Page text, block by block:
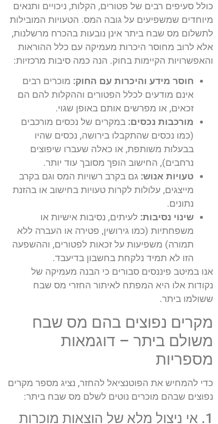
כולל סעיפים רבים של פטורים, הקלות, ניכויים ותנאים
מיוחדים שמשפיעים על גובה המס. הטעויות המובילות
לתשלום מס שבח ביתר אינן נובעות בהכרח מרשלנות,
אלא לרוב מחוסר היכרות מעמיקה עם כלל ההוראות
והאפשרויות הקיימות בחוק. הנה כמה סיבות מרכזיות:
חוסר מידע והיכרות עם החוק: מוכרים רבים
אינם מודעים לכלל הפטורים וההקלות להם הם
זכאים, או מפרשים אותם באופן שגוי.
מורכבות נכסים: במקרים של נכסים מורכבים
(כמו נכסים שהתקבלו בירושה, נכסים שהיו
בבעלות משותפת, או כאלה שעברו שיפוצים
נרחבים), החישוב הופך מסובך עוד יותר.
טעויות אנוש: גם בקרב רשויות המס וגם בקרב
מייצגים, עלולות לקרות טעויות בחישוב או בהזנת
נתונים.
שינוי נסיבות: לעיתים, נסיבות אישיות או
משפחתיות (כמו גירושין, פטירה או העברה ללא
תמורה) משפיעות על זכאות לפטורים, וההשפעה
הזו לא תמיד נלקחת בחשבון בדיעבד.
אנו במיטב פיננסים סבורים כי הבנה מעמיקה של
נקודות אלו היא המפתח לאיתור החזרי מס שבח
ששולמו ביתר.
מקרים נפוצים בהם מס שבח
משולם ביתר – דוגמאות
מספריות
כדי להמחיש את הפוטנציאל להחזר, נציג מספר מקרים
נפוצים שבהם מוכרים נוטים לשלם מס שבח ביתר:
1. אי ניצול מלא של הוצאות מוכרות